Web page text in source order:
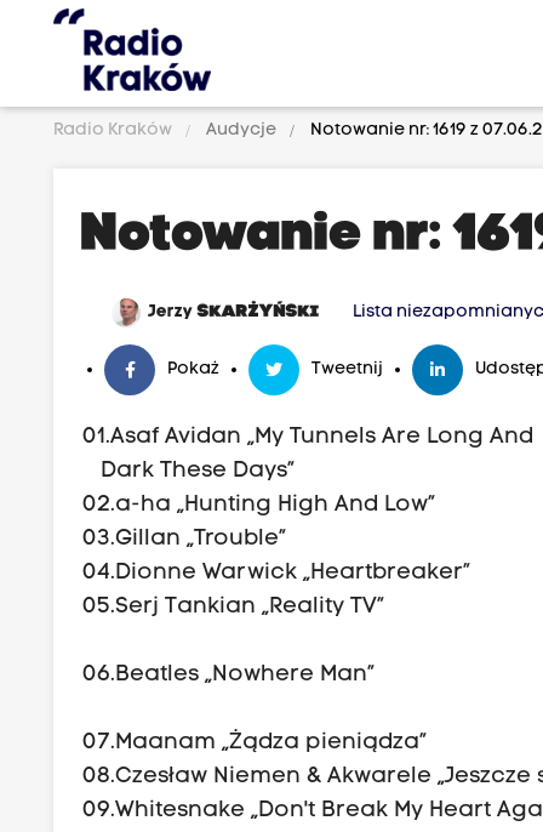
Radio Kraków Audycje Notowanie nr: 1619 z
Notowanie nr:
JerzySKARŻYŃSKI Lista
Pokaż Tweetnij
01.Asaf Avidan „My Tunnels Are Long And
Dark These Days”
02.a-ha
03.Gillan „Trouble”
04.Dionne Warwick „Heartbreaker”
05.Serj
06.Beatles
07.Maanam „Żądza pieniądza”
08.Czesław Niemen & Akwarele „Jeszcze
09.Whitesnake „Don't Break My Heart